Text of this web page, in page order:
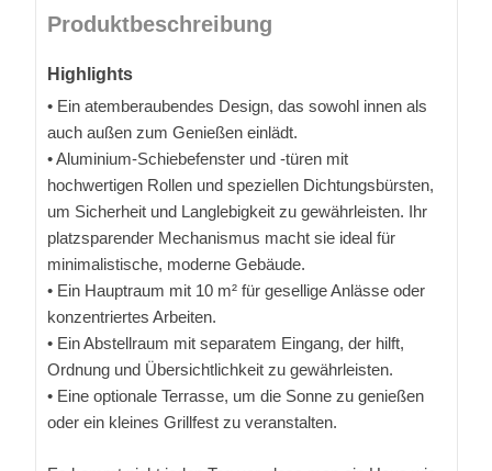
Produktbeschreibung
Highlights
• Ein atemberaubendes Design, das sowohl innen als
auch außen zum Genießen einlädt.
• Aluminium-Schiebefenster und -türen mit
hochwertigen Rollen und speziellen Dichtungsbürsten,
um Sicherheit und Langlebigkeit zu gewährleisten. Ihr
platzsparender Mechanismus macht sie ideal für
minimalistische, moderne Gebäude.
• Ein Hauptraum mit 10 m² für gesellige Anlässe oder
konzentriertes Arbeiten.
• Ein Abstellraum mit separatem Eingang, der hilft,
Ordnung und Übersichtlichkeit zu gewährleisten.
• Eine optionale Terrasse, um die Sonne zu genießen
oder ein kleines Grillfest zu veranstalten.